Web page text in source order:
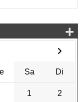
Sa Di
1 2
+